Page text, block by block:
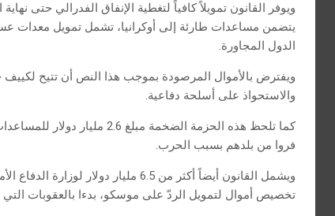
يتضمن مساعدات طارئة إلى أوكرانيا، تشمل تمويل معدات
الدول المجاورة.
ويفترض بالأموال المرصودة بموجب هذا النص أن تتيح لكييف
والاستحواذ على أسلحة دفاعية.
كما تلحظ هذه الحزمة الضخمة
فروا من بلدهم بسبب الحرب.
ويشمل القانون أيضاً أكثر من 6.5
تخصيص أموال لتمويل الردّ على موسكو، بدءا بالعقوبات التي